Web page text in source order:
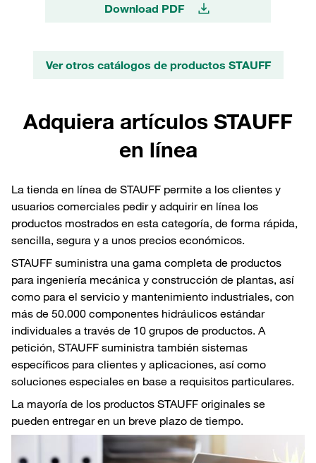
Download PDF
Ver otros catálogos de productos STAUFF
Adquiera artículos STAUFF
en línea
La tienda en línea de STAUFF permite a los clientes y
usuarios comerciales pedir y adquirir en línea los
productos mostrados en esta categoría, de forma rápida,
sencilla, segura y a unos precios económicos.
STAUFF suministra una gama completa de productos
para ingeniería mecánica y construcción de plantas, así
como para el servicio y mantenimiento industriales, con
más de 50.000 componentes hidráulicos estándar
individuales a través de 10 grupos de productos. A
petición, STAUFF suministra también sistemas
específicos para clientes y aplicaciones, así como
soluciones especiales en base a requisitos particulares.
La mayoría de los productos STAUFF originales se
pueden entregar en un breve plazo de tiempo.